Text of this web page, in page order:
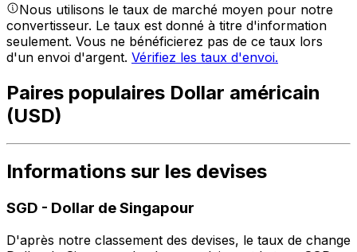
Nous utilisons le taux de marché moyen pour notre
convertisseur. Le taux est donné à titre d'information
seulement. Vous ne bénéficierez pas de ce taux lors
d'un envoi d'argent. Vérifiez les taux d'envoi.
Paires populaires Dollar américain
(USD)
Informations sur les devises
SGD - Dollar de Singapour
D'après notre classement des devises, le taux de change